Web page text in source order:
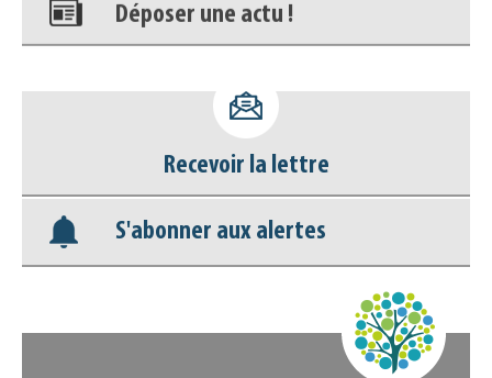
Accéder à son compte - (Se
Base documentaire
Nos veilles Scoop.it
Appels à projets